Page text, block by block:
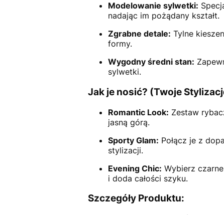
Modelowanie sylwetki:
nadając im pożądany kształt.
Zgrabne detale: Tylne
formy.
Wygodny średni stan:
sylwetki.
Jak je nosić? (Twoje
Romantic Look: Zestaw
jasną górą.
Sporty Glam: Połącz je z
stylizacji.
Evening Chic: Wybierz
i doda całości szyku.
Szczegóły Produktu: